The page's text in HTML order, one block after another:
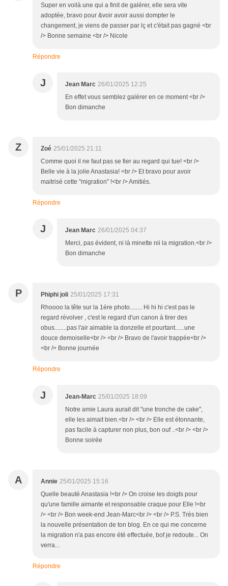
Super en voilà une qui a finit de galérer, elle sera vite
adoptée, bravo pour &voir avoir aussi dompter le
changement, je viens de passer par lç et c'était pas gagné <br
/> Bonne semaine <br /> Nicole
Répondre
J Jean Marc 26/01/2025 12:25
En effet vous semblez galérer en ce moment <br />
Bon dimanche
Z Zoé 25/01/2025 21:11
Comme quoi il ne faut pas se fier au regard qui tue! <br />
Belle vie à la jolie Anastasia! <br /> Et bravo pour avoir
maitrisé cette "migration" !<br /> Amitiés.
Répondre
J Jean Marc 26/01/2025 04:37
Merci, pas évident, ni là minette nii la migration.<br />
Bon dimanche
P Phiphi joli 25/01/2025 17:31
Rhoooo la tête sur la 1ére photo........ Hi hi hi c'est pas le
regard révolver , c'est le regard d'un canon à tirer des
obus........pas l'air aimable la donzelle et pourtant......une
douce demoiselle<br /> <br /> Bravo de l'avoir trappée<br />
<br /> Bonne journée
Répondre
J Jean-Marc 25/01/2025 18:09
Notre amie Laura aurait dit "une tronche de cake",
elle les aimait bien.<br /> <br /> Elle est étonnante,
pas facile à capturer non plus, bon ouf ..<br /> <br />
Bonne soirée
A Annie 25/01/2025 15:16
Quelle beauté Anastasia !<br /> On croise les doigts pour
qu'une famille aimante et responsable craque pour Elle !<br
/> <br /> Bon week-end Jean-Marc<br /> <br /> P.S. Très bien
la nouvelle présentation de ton blog. En ce qui me concerne
la migration n'a pas encore été effectuée, bof je redoute... On
verra...
Répondre